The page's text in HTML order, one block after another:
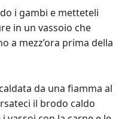
i gambi e metteteli
in un vassoio che
a mezz’ora prima della
da una fiamma al
il brodo caldo